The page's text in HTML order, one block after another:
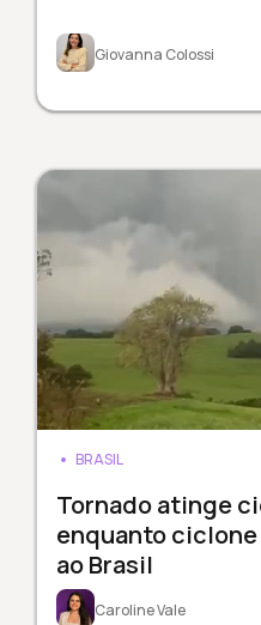
Giovanna Colossi
BRASIL
Tornado atinge
enquanto
ao Brasil
Caroline Vale